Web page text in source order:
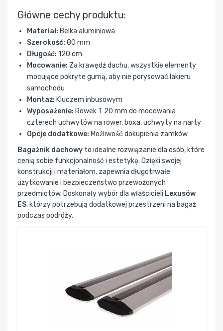
Główne cechy produktu:
Materiał: Belka aluminiowa
Szerokość: 80 mm
Długość: 120 cm
Mocowanie: Za krawędź dachu, wszystkie elementy
mocujące pokryte gumą, aby nie porysować lakieru
samochodu
Montaż: Kluczem inbusowym
Wyposażenie: Rowek T 20 mm do mocowania
czterech uchwytów na rower, boxa, uchwyty na narty
Opcje dodatkowe: Możliwość dokupienia zamków
Bagażnik dachowy to idealne rozwiązanie dla osób, które
cenią sobie funkcjonalność i estetykę. Dzięki swojej
konstrukcji i materiałom, zapewnia długotrwałe
użytkowanie i bezpieczeństwo przewożonych
przedmiotów. Doskonały wybór dla właścicieli Lexusów
ES, którzy potrzebują dodatkowej przestrzeni na bagaż
podczas podróży.